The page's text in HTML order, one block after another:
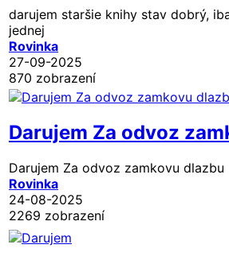
darujem staršie knihy stav dobrý,
jednej
Rovinka
27-09-2025
870 zobrazení
Darujem Za odvoz
Darujem Za odvoz zamkovu dlazbu
Rovinka
24-08-2025
2269 zobrazení